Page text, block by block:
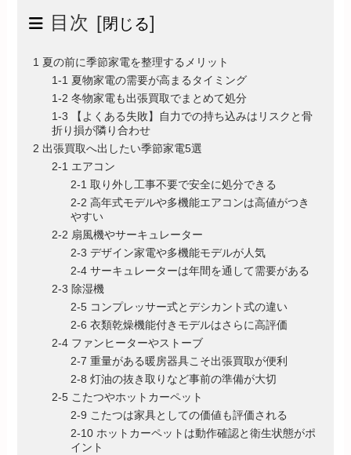
目次 [閉じる]
1 夏の前に季節家電を整理するメリット
1-1 夏物家電の需要が高まるタイミング
1-2 冬物家電も出張買取でまとめて処分
1-3 【よくある失敗】自力での持ち込みはリスクと骨
折り損が隣り合わせ
2 出張買取へ出したい季節家電5選
2-1 エアコン
2-1 取り外し工事不要で安全に処分できる
2-2 高年式モデルや多機能エアコンは高値がつき
やすい
2-2 扇風機やサーキュレーター
2-3 デザイン家電や多機能モデルが人気
2-4 サーキュレーターは年間を通して需要がある
2-3 除湿機
2-5 コンプレッサー式とデシカント式の違い
2-6 衣類乾燥機能付きモデルはさらに高評価
2-4 ファンヒーターやストーブ
2-7 重量がある暖房器具こそ出張買取が便利
2-8 灯油の抜き取りなど事前の準備が大切
2-5 こたつやホットカーペット
2-9 こたつは家具としての価値も評価される
2-10 ホットカーペットは動作確認と衛生状態がポ
イント